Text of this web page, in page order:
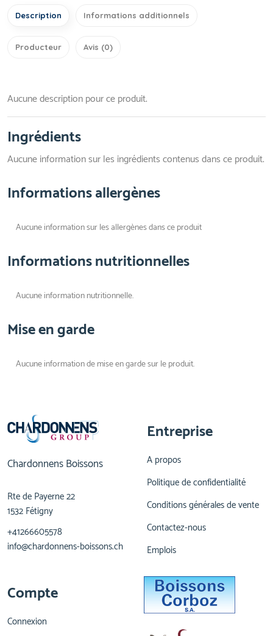
Description Informations additionnels
Producteur Avis (0)
Aucune description pour ce produit.
Ingrédients
Aucune information sur les ingrédients contenus dans ce produit.
Informations allergènes
Aucune information sur les allergènes dans ce produit
Informations nutritionnelles
Aucune information nutritionnelle.
Mise en garde
Aucune information de mise en garde sur le produit.
Chardonnens Boissons
Rte de Payerne 22
1532 Fétigny
+41266605578
info@chardonnens-boissons.ch
Entreprise
A propos
Politique de confidentialité
Conditions générales de vente
Contactez-nous
Emplois
Compte
Connexion